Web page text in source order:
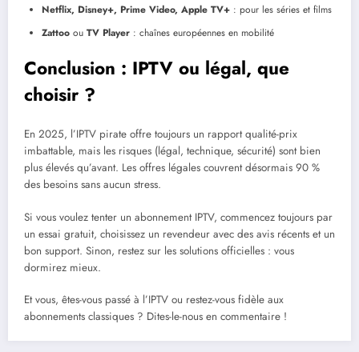
Netflix, Disney+, Prime Video, Apple TV+ : pour les séries et films
Zattoo ou TV Player : chaînes européennes en mobilité
Conclusion : IPTV ou légal, que
choisir ?
En 2025, l’IPTV pirate offre toujours un rapport qualité-prix
imbattable, mais les risques (légal, technique, sécurité) sont bien
plus élevés qu’avant. Les offres légales couvrent désormais 90 %
des besoins sans aucun stress.
Si vous voulez tenter un abonnement IPTV, commencez toujours par
un essai gratuit, choisissez un revendeur avec des avis récents et un
bon support. Sinon, restez sur les solutions officielles : vous
dormirez mieux.
Et vous, êtes-vous passé à l’IPTV ou restez-vous fidèle aux
abonnements classiques ? Dites-le-nous en commentaire !